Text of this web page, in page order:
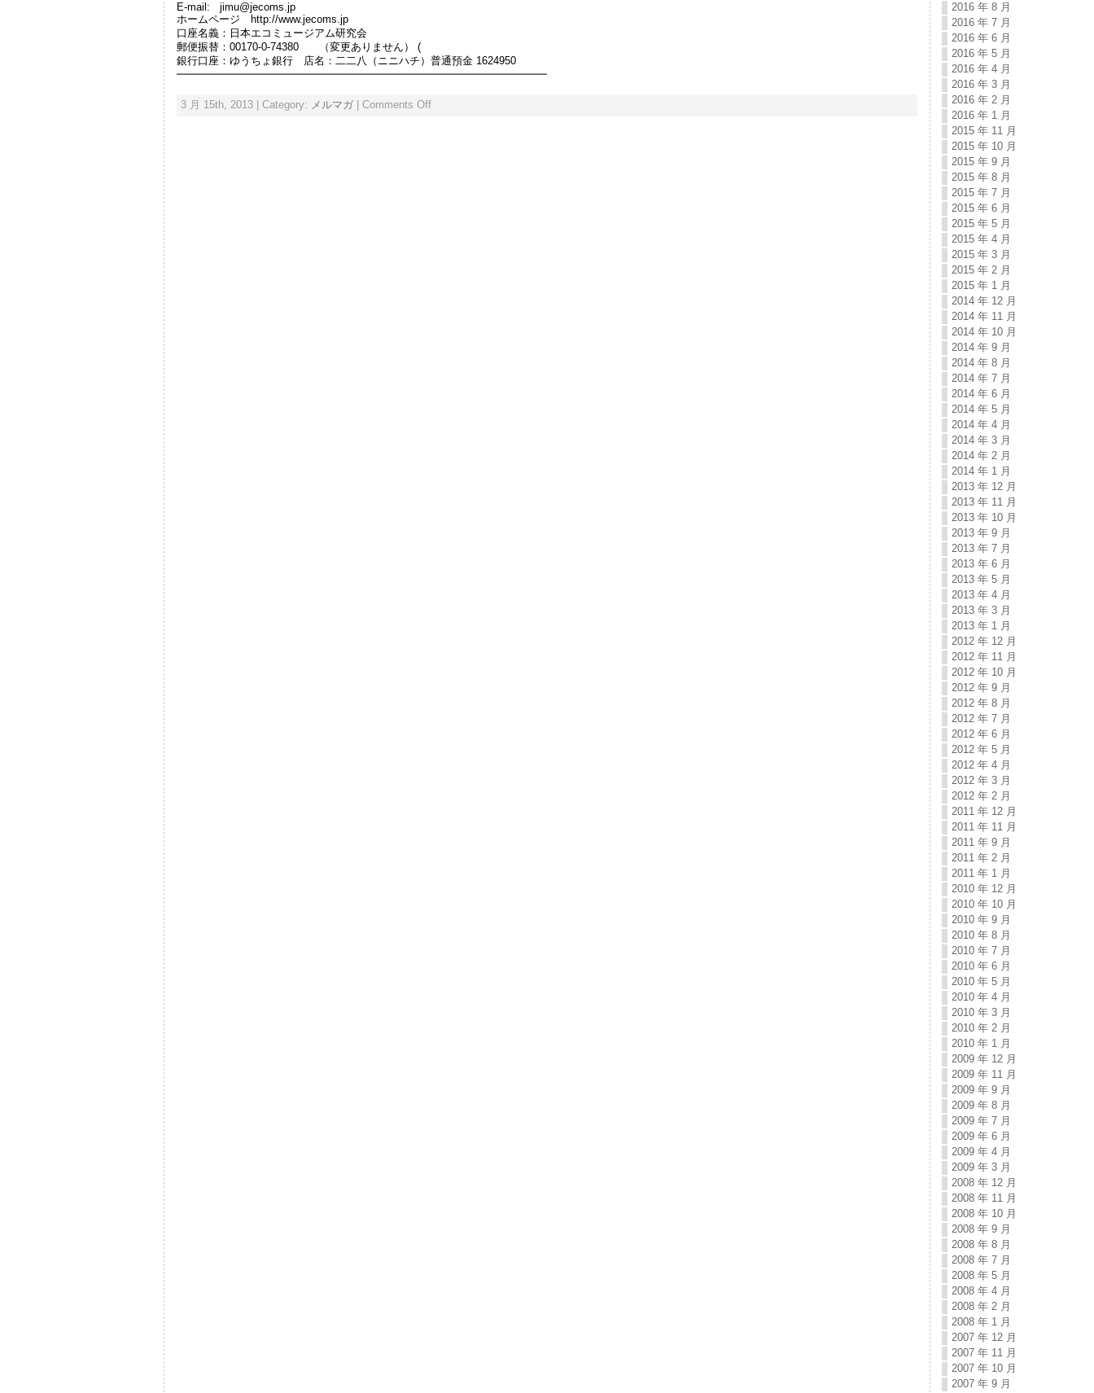
E-mail: jimu@jecoms.jp
ホームページ http://www.jecoms.jp
口座名義：日本エコミュージアム研究会
郵便振替：00170-0-74380 （変更ありません） (
銀行口座：ゆうちょ銀行 店名：二二八（ニニハチ）普通預金 1624950
━━━━━━━━━━━━━━━━━━━━━━━━━━━━━━━━━━━
3 月 15th, 2013 | Category: メルマガ Comments Off
2016 年 8 月
2016 年 7 月
2016 年 6 月
2016 年 5 月
2016 年 4 月
2016 年 3 月
2016 年 2 月
2016 年 1 月
2015 年 11 月
2015 年 10 月
2015 年 9 月
2015 年 8 月
2015 年 7 月
2015 年 6 月
2015 年 5 月
2015 年 4 月
2015 年 3 月
2015 年 2 月
2015 年 1 月
2014 年 12 月
2014 年 11 月
2014 年 10 月
2014 年 9 月
2014 年 8 月
2014 年 7 月
2014 年 6 月
2014 年 5 月
2014 年 4 月
2014 年 3 月
2014 年 2 月
2014 年 1 月
2013 年 12 月
2013 年 11 月
2013 年 10 月
2013 年 9 月
2013 年 7 月
2013 年 6 月
2013 年 5 月
2013 年 4 月
2013 年 3 月
2013 年 1 月
2012 年 12 月
2012 年 11 月
2012 年 10 月
2012 年 9 月
2012 年 8 月
2012 年 7 月
2012 年 6 月
2012 年 5 月
2012 年 4 月
2012 年 3 月
2012 年 2 月
2011 年 12 月
2011 年 11 月
2011 年 9 月
2011 年 2 月
2011 年 1 月
2010 年 12 月
2010 年 10 月
2010 年 9 月
2010 年 8 月
2010 年 7 月
2010 年 6 月
2010 年 5 月
2010 年 4 月
2010 年 3 月
2010 年 2 月
2010 年 1 月
2009 年 12 月
2009 年 11 月
2009 年 9 月
2009 年 8 月
2009 年 7 月
2009 年 6 月
2009 年 4 月
2009 年 3 月
2008 年 12 月
2008 年 11 月
2008 年 10 月
2008 年 9 月
2008 年 8 月
2008 年 7 月
2008 年 5 月
2008 年 4 月
2008 年 2 月
2008 年 1 月
2007 年 12 月
2007 年 11 月
2007 年 10 月
2007 年 9 月